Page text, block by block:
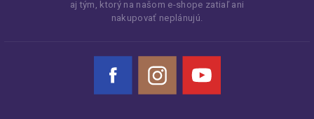
aj tým, ktorý na našom e-shope zatiaľ ani
nakupovať neplánujú.
Facebook Instagram YouTube